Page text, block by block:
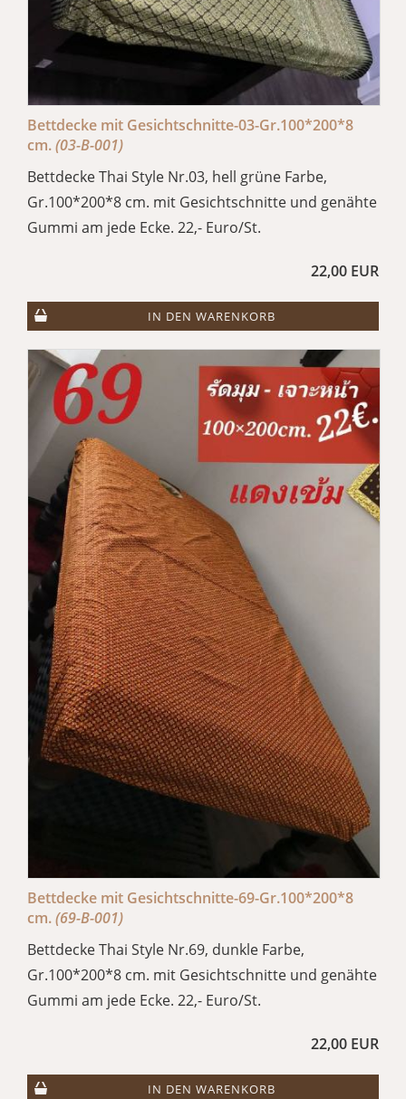
Bettdecke mit Gesichtschnitte-03-Gr.100*200*8
cm.(03-B-001)
Bettdecke Thai Style Nr.03, hell grüne Farbe,
Gr.100*200*8 cm. mit Gesichtschnitte und genähte
Gummi am jede Ecke. 22,- Euro/St.
22,00 EUR
IN DEN WARENKORB
Bettdecke mit Gesichtschnitte-69-Gr.100*200*8
cm.(69-B-001)
Bettdecke Thai Style Nr.69, dunkle Farbe,
Gr.100*200*8 cm. mit Gesichtschnitte und genähte
Gummi am jede Ecke. 22,- Euro/St.
22,00 EUR
IN DEN WARENKORB